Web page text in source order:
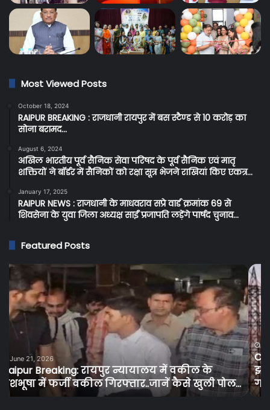
Most Viewed Posts
October 18, 2024
RAIPUR BREAKING : राजधानी रायपुर में बस स्टैण्ड से 10 करोड़ का
सोना बरामद…
August 6, 2024
अखिल भारतीय पूर्व सैनिक सेवा परिषद के पूर्व सैनिक एवं मातृ
शक्तियों ने बॉर्डर में सैनिकों को रक्षा सूत्र भेजने राखियां किए एकत्र…
January 17, 2025
RAIPUR NEWS : राजधानी के माधवराव सप्रे वार्ड क्रमांक 69 से
शिवसेना के युवा जिला अध्यक्ष साईं प्रजापति लड़ेंगे पार्षद चुनाव…
Featured Posts
Cg
Breaking:
प्रदेश
के
बिजली
उपभोक्ताओं
तगड़ा
झटका,
बिजली
के
June 15, 2026
Cg Breaking: प्रदेश के बिजली उपभोक्ताओं को तगड़ा
झटका, बिजली के दामों में 30 से 50 पैसे प्रति यूनिट की
गई बढ़ोतरी…
:
में
पर